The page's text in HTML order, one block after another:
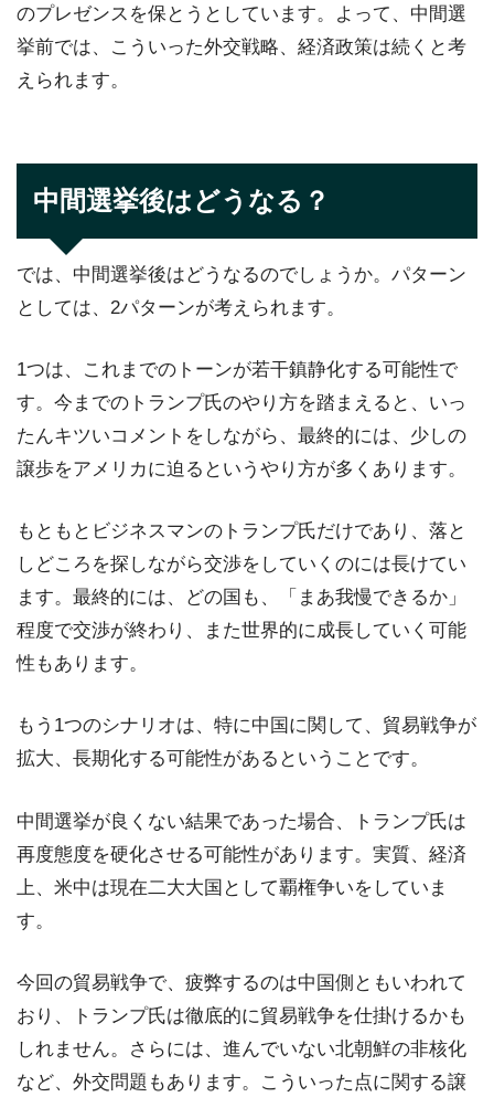
のプレゼンスを保とうとしています。よって、中間選
挙前では、こういった外交戦略、経済政策は続くと考
えられます。
中間選挙後はどうなる？
では、中間選挙後はどうなるのでしょうか。パターン
としては、2パターンが考えられます。
1つは、これまでのトーンが若干鎮静化する可能性で
す。今までのトランプ氏のやり方を踏まえると、いっ
たんキツいコメントをしながら、最終的には、少しの
譲歩をアメリカに迫るというやり方が多くあります。
もともとビジネスマンのトランプ氏だけであり、落と
しどころを探しながら交渉をしていくのには長けてい
ます。最終的には、どの国も、「まあ我慢できるか」
程度で交渉が終わり、また世界的に成長していく可能
性もあります。
もう1つのシナリオは、特に中国に関して、貿易戦争が
拡大、長期化する可能性があるということです。
中間選挙が良くない結果であった場合、トランプ氏は
再度態度を硬化させる可能性があります。実質、経済
上、米中は現在二大大国として覇権争いをしていま
す。
今回の貿易戦争で、疲弊するのは中国側ともいわれて
おり、トランプ氏は徹底的に貿易戦争を仕掛けるかも
しれません。さらには、進んでいない北朝鮮の非核化
など、外交問題もあります。こういった点に関する譲